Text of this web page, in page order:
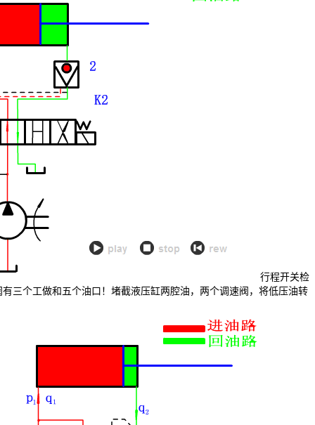
行程开关检
三个工做和五个油口！堵截液压缸两腔油，两个调速阀，将低压油转